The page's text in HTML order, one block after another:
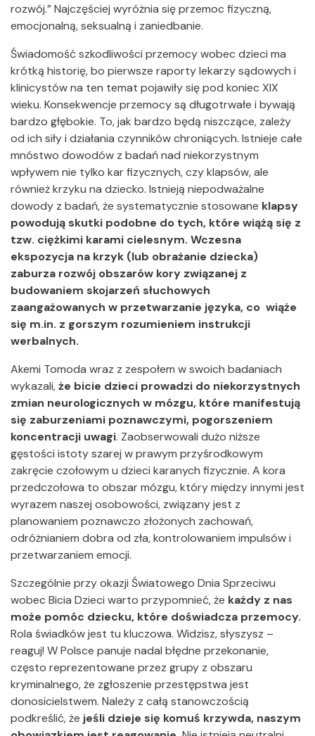
rozwój.” Najczęściej wyróżnia się przemoc fizyczną,
emocjonalną, seksualną i zaniedbanie.
Świadomość szkodliwości przemocy wobec dzieci ma
krótką historię, bo pierwsze raporty lekarzy sądowych i
klinicystów na ten temat pojawiły się pod koniec XIX
wieku. Konsekwencje przemocy są długotrwałe i bywają
bardzo głębokie. To, jak bardzo będą niszczące, zależy
od ich siły i działania czynników chroniących. Istnieje całe
mnóstwo dowodów z badań nad niekorzystnym
wpływem nie tylko kar fizycznych, czy klapsów, ale
również krzyku na dziecko. Istnieją niepodważalne
dowody z badań, że systematycznie stosowane klapsy
powodują skutki podobne do tych, które wiążą się z
tzw. ciężkimi karami cielesnym. Wczesna
ekspozycja na krzyk (lub obrażanie dziecka)
zaburza rozwój obszarów kory związanej z
budowaniem skojarzeń słuchowych
zaangażowanych w przetwarzanie języka, co wiąże
się m.in. z gorszym rozumieniem instrukcji
werbalnych.
Akemi Tomoda wraz z zespołem w swoich badaniach
wykazali,że bicie dzieci prowadzi do niekorzystnych
zmian neurologicznych w mózgu, które manifestują
się zaburzeniami poznawczymi, pogorszeniem
koncentracji uwagi. Zaobserwowali dużo niższe
gęstości istoty szarej w prawym przyśrodkowym
zakręcie czołowym u dzieci karanych fizycznie. A kora
przedczołowa to obszar mózgu, który między innymi jest
wyrazem naszej osobowości, związany jest z
planowaniem poznawczo złożonych zachowań,
odróżnianiem dobra od zła, kontrolowaniem impulsów i
przetwarzaniem emocji.
Szczególnie przy okazji Światowego Dnia Sprzeciwu
wobec Bicia Dzieci warto przypomnieć, że każdy z nas
może pomóc dziecku, które doświadcza przemocy.
Rola świadków jest tu kluczowa. Widzisz, słyszysz –
reaguj! W Polsce panuje nadal błędne przekonanie,
często reprezentowane przez grupy z obszaru
kryminalnego, że zgłoszenie przestępstwa jest
donosicielstwem. Należy z całą stanowczością
podkreślić, że jeśli dzieje się komuś krzywda, naszym